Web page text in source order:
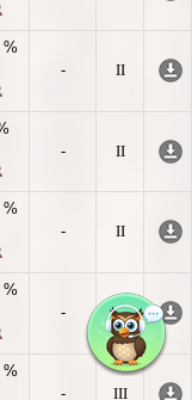
-
II
-
II
-
II
-
II
-
III